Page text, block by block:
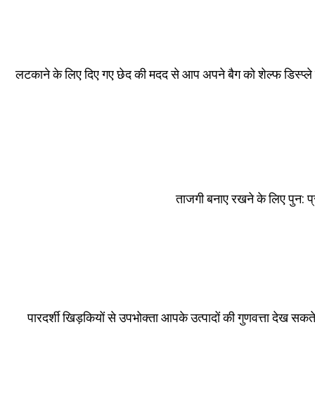
लटकाने के लिए दिए गए छेद की मदद से आप अपने बैग को शेल्फ डिस्प्ले
ताजगी बनाए रखने के लिए पुन:
पारदर्शी खिड़कियों से उपभोक्ता आपके उत्पादों की गुणवत्ता देख